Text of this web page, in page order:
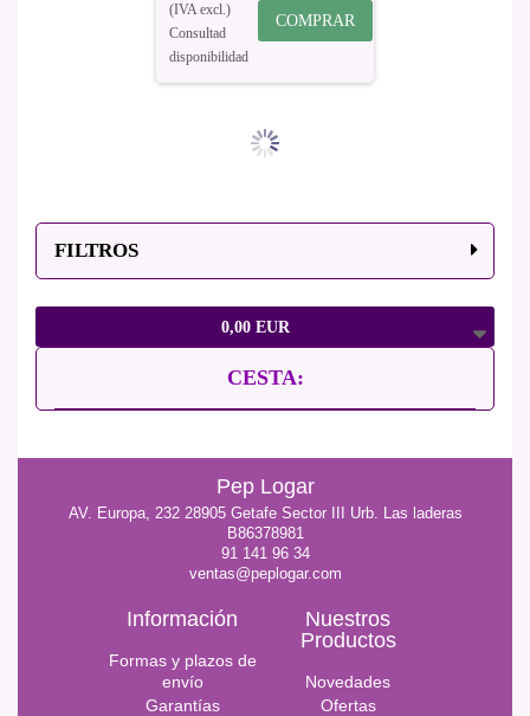
FILTROS
0,00 EUR
CESTA:
(IVA excl.)
Consultad
disponibilidad
COMPRAR
Pep Logar
AV. Europa, 232 28905 Getafe Sector III Urb. Las laderas
B86378981
91 141 96 34
ventas@peplogar.com
Información
Formas y plazos de
envío
Garantías
Nuestros
Productos
Novedades
Ofertas